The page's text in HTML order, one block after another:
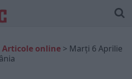
Articole online > Marți 6 Aprilie